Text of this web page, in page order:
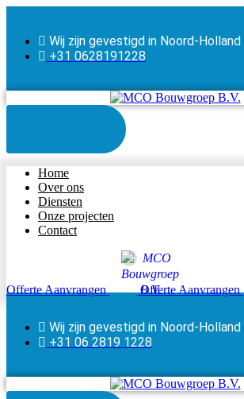
Wij zijn gevestigd in Noord-Holland
+31 0628191228
Home
Over ons
Diensten
Onze projecten
Contact
Offerte Aanvrangen Offerte Aanvrangen
Wij zijn gevestigd in Noord-Holland
+31 06 2819 1228